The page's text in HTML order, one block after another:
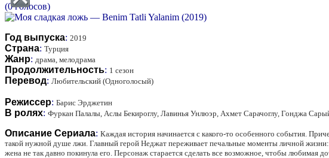
(0 голосов)
Год выпуска: 2019
Страна: Турция
Жанр: драма, мелодрама
Продолжительность: 1 сезон
Перевод: Любительский (Одноголосый)
Режиссер: Барис Эрджетин
В ролях: Фуркан Палалы, Аслы Бекироглу, Лавинья Унлюэр, Ахмет Сарачоглу, Гонджа
Описание Сериала: Каждая история начинается с какого-то особенного события.
такой нужной душе лжи. Главный герой Неджат переживает печальные моменты личной
жена не так давно покинула его. Персонаж старается сделать все возможное, чтобы любимая